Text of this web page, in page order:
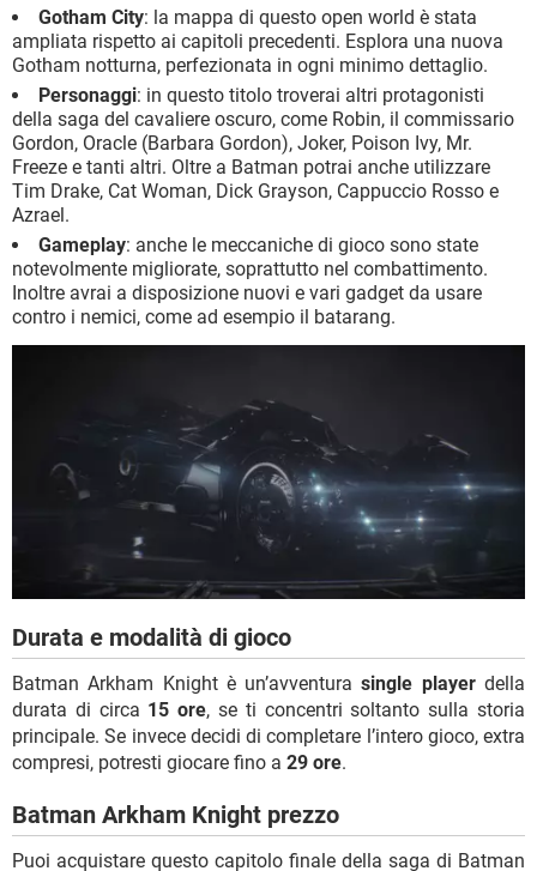
Gotham City: la mappa di questo open world è stata
ampliata rispetto ai capitoli precedenti. Esplora una nuova
Gotham notturna, perfezionata in ogni minimo dettaglio.
Personaggi: in questo titolo troverai altri protagonisti
della saga del cavaliere oscuro, come Robin, il commissario
Gordon, Oracle (Barbara Gordon), Joker, Poison Ivy, Mr.
Freeze e tanti altri. Oltre a Batman potrai anche utilizzare
Tim Drake, Cat Woman, Dick Grayson, Cappuccio Rosso e
Azrael.
Gameplay: anche le meccaniche di gioco sono state
notevolmente migliorate, soprattutto nel combattimento.
Inoltre avrai a disposizione nuovi e vari gadget da usare
contro i nemici, come ad esempio il batarang.
Durata e modalità di gioco
Batman Arkham Knight è un’avventurasingle playerdella
durata di circa 15 ore, se ti concentri soltanto sulla storia
principale. Se invece decidi di completare l’intero gioco, extra
compresi, potresti giocare fino a 29 ore.
Batman Arkham Knight prezzo
Puoi acquistare questo capitolo finale della saga di Batman